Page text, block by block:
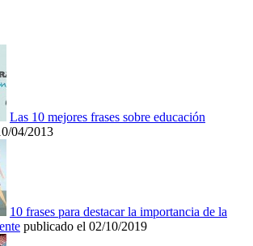
Las 10 mejores frases sobre educación
04/2013
10 frases para destacar la importancia de la
publicado el 02/10/2019